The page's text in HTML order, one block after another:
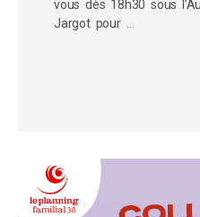
vous dès 18h30 sous
Jargot pour …